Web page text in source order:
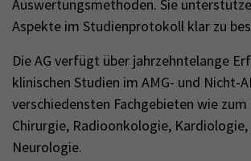
Auswertungsmethoden. Sie
Aspekte im Studienprotokoll klar zu
Die AG verfügt über jahrzehntelange
klinischen Studien im AMG- und Nicht-
verschiedensten Fachgebieten wie zum
Chirurgie, Radioonkologie,
Neurologie.